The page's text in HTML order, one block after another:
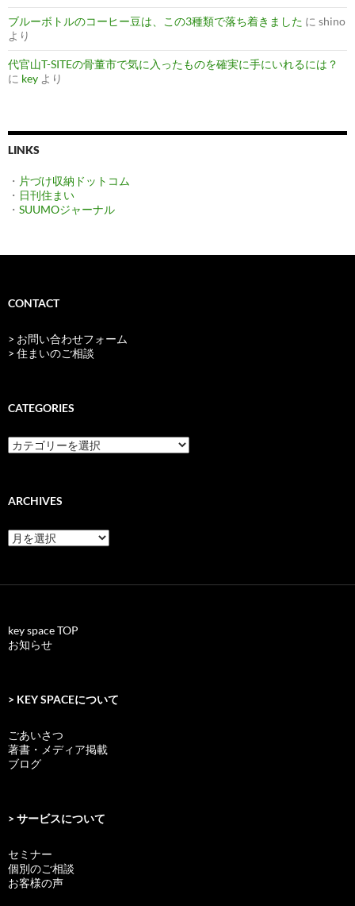
ブルーボトルのコーヒー豆は、この3種類で落ち着きました に shino
より
代官山T-SITEの骨董市で気に入ったものを確実に手にいれるには？
に key より
LINKS
・ 片づけ収納ドットコム
・ 日刊住まい
・ SUUMOジャーナル
CONTACT
> お問い合わせフォーム
> 住まいのご相談
CATEGORIES
categories
ARCHIVES
archives
key space TOP
お知らせ
> KEY SPACEについて
ごあいさつ
著書・メディア掲載
ブログ
> サービスについて
セミナー
個別のご相談
お客様の声